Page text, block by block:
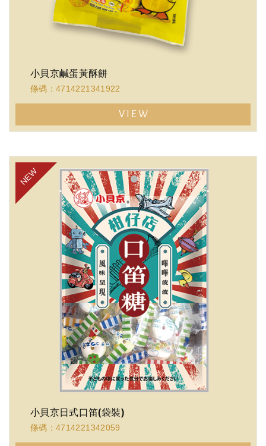
小貝京鹹蛋黃酥餅
條碼：4714221341922
VIEW
小貝京日式口笛(袋裝)
條碼：4714221342059